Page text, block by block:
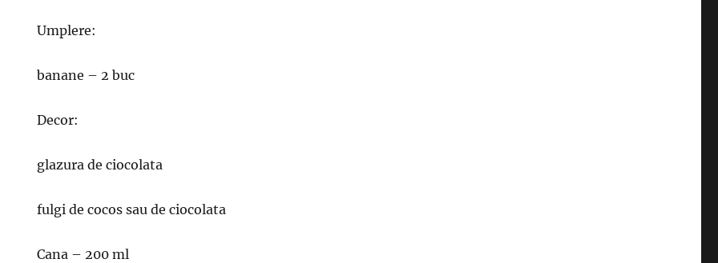
Umplere:
banane – 2 buc
Decor:
glazura de ciocolata
fulgi de cocos sau de ciocolata
Cana – 200 ml